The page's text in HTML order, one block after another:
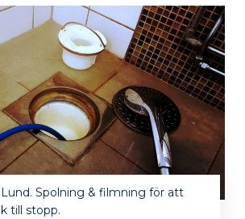
Lund. Spolning & filmning för att
till stopp.